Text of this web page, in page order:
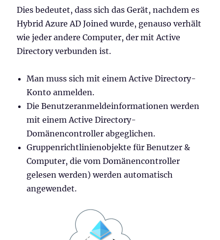
Dies bedeutet, dass sich das Gerät, nachdem es
Hybrid Azure AD Joined wurde, genauso verhält
wie jeder andere Computer, der mit Active
Directory verbunden ist.
Man muss sich mit einem Active Directory-
Konto anmelden.
Die Benutzeranmeldeinformationen werden
mit einem Active Directory-
Domänencontroller abgeglichen.
Gruppenrichtlinienobjekte für Benutzer &
Computer, die vom Domänencontroller
gelesen werden) werden automatisch
angewendet.